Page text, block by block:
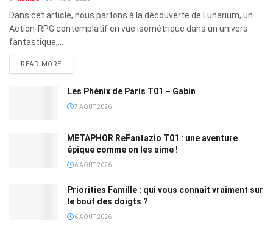
Dans cet article, nous partons à la découverte de Lunarium, un
Action-RPG contemplatif en vue isométrique dans un univers
fantastique,...
READ MORE
Les Phénix de Paris T01 – Gabin
7 AOÛT 2026
METAPHOR ReFantazio T01 : une aventure
épique comme on les aime !
6 AOÛT 2026
Priorities Famille : qui vous connaît vraiment sur
le bout des doigts ?
6 AOÛT 2026